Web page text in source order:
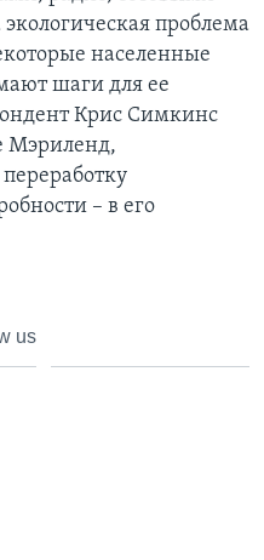
проблема
населенные
шаги для ее
Крис Симкинс
Мэриленд,
– в его
us